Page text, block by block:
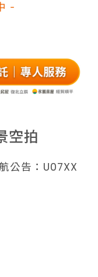
-
空拍
公告：U07XX